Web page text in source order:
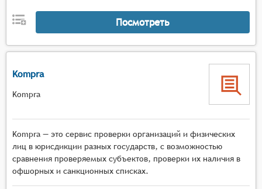
Посмотреть
Kompra
Kompra
Kompra — это сервис проверки организаций и физических
лиц в юрисдикции разных государств, с возможностью
сравнения проверяемых субъектов, проверки их наличия в
офшорных и санкционных списках.